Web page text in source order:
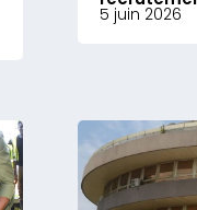
5 juin 2026